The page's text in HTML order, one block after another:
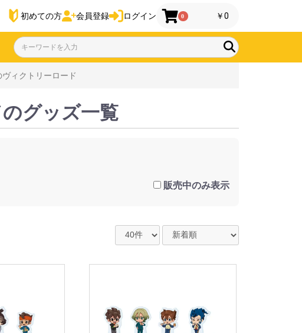
初めての方 会員登録 ログイン 0 ￥0
ィクトリーロード
グッズ一覧
販売中のみ表示